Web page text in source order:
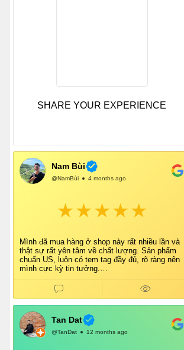
SHARE YOUR EXPERIENCE
Nam Bùi
@NamBùi 4 months ago
Mình đã mua hàng ở shop này rất nhiều lần và
thật sự rất yên tâm về chất lượng. Sản phẩm
chuẩn US, luôn có tem tag đầy đủ, rõ ràng nên
mình cực kỳ tin tưởng.
Shop tư vấn nhiệt tình, giao hàng nhanh, đóng
gói cẩn thận. Mỗi lần mua đều cảm thấy hài
Chắc chắn mình sẽ tiếp tục ủng hộ shop lâu dài
và giới thiệu thêm cho bạn bè 👍
Tan Dat
@TanDat 12 months ago